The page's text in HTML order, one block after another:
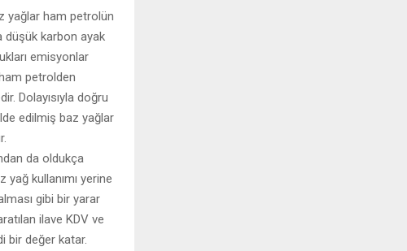
yağlar ham petrolün
düşük karbon ayak
emisyonlar
petrolden
Dolayısıyla doğru
edilmiş baz yağlar
da oldukça
kullanımı yerine
gibi bir yarar
ilave KDV ve
bir değer katar.